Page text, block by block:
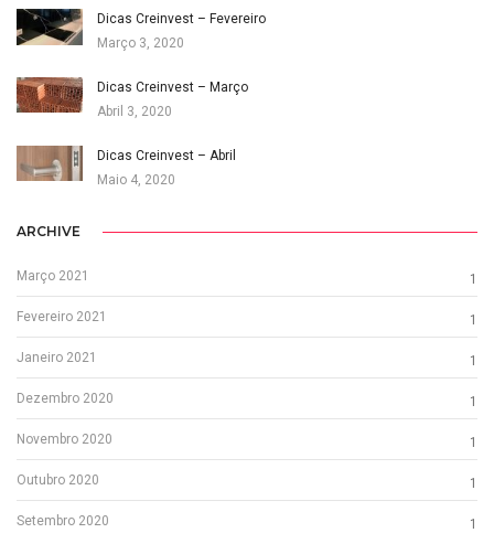
Dicas Creinvest – Fevereiro
Março 3, 2020
Dicas Creinvest – Março
Abril 3, 2020
Dicas Creinvest – Abril
Maio 4, 2020
ARCHIVE
Março 2021 1
Fevereiro 2021 1
Janeiro 2021 1
Dezembro 2020 1
Novembro 2020 1
Outubro 2020 1
Setembro 2020 1